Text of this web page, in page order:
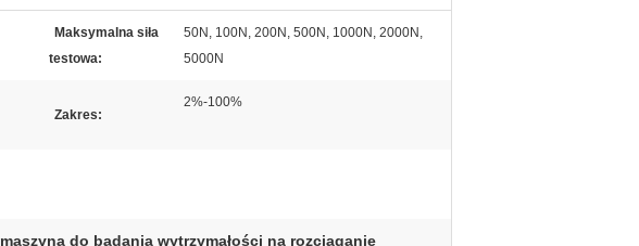
Maksymalna siła
testowa:
50N, 100N, 200N, 500N, 1000N, 2000N,
5000N
Zakres:
2%-100%
maszyna do badania wytrzymałości na rozciąganie